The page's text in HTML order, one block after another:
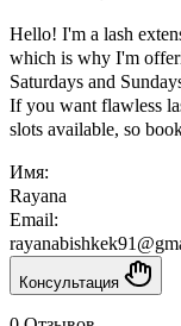
Hello! I'm a lash
which is why I'm
Saturdays and
If you want flawless
slots available, so
Имя:
Rayana
Email:
Консультация